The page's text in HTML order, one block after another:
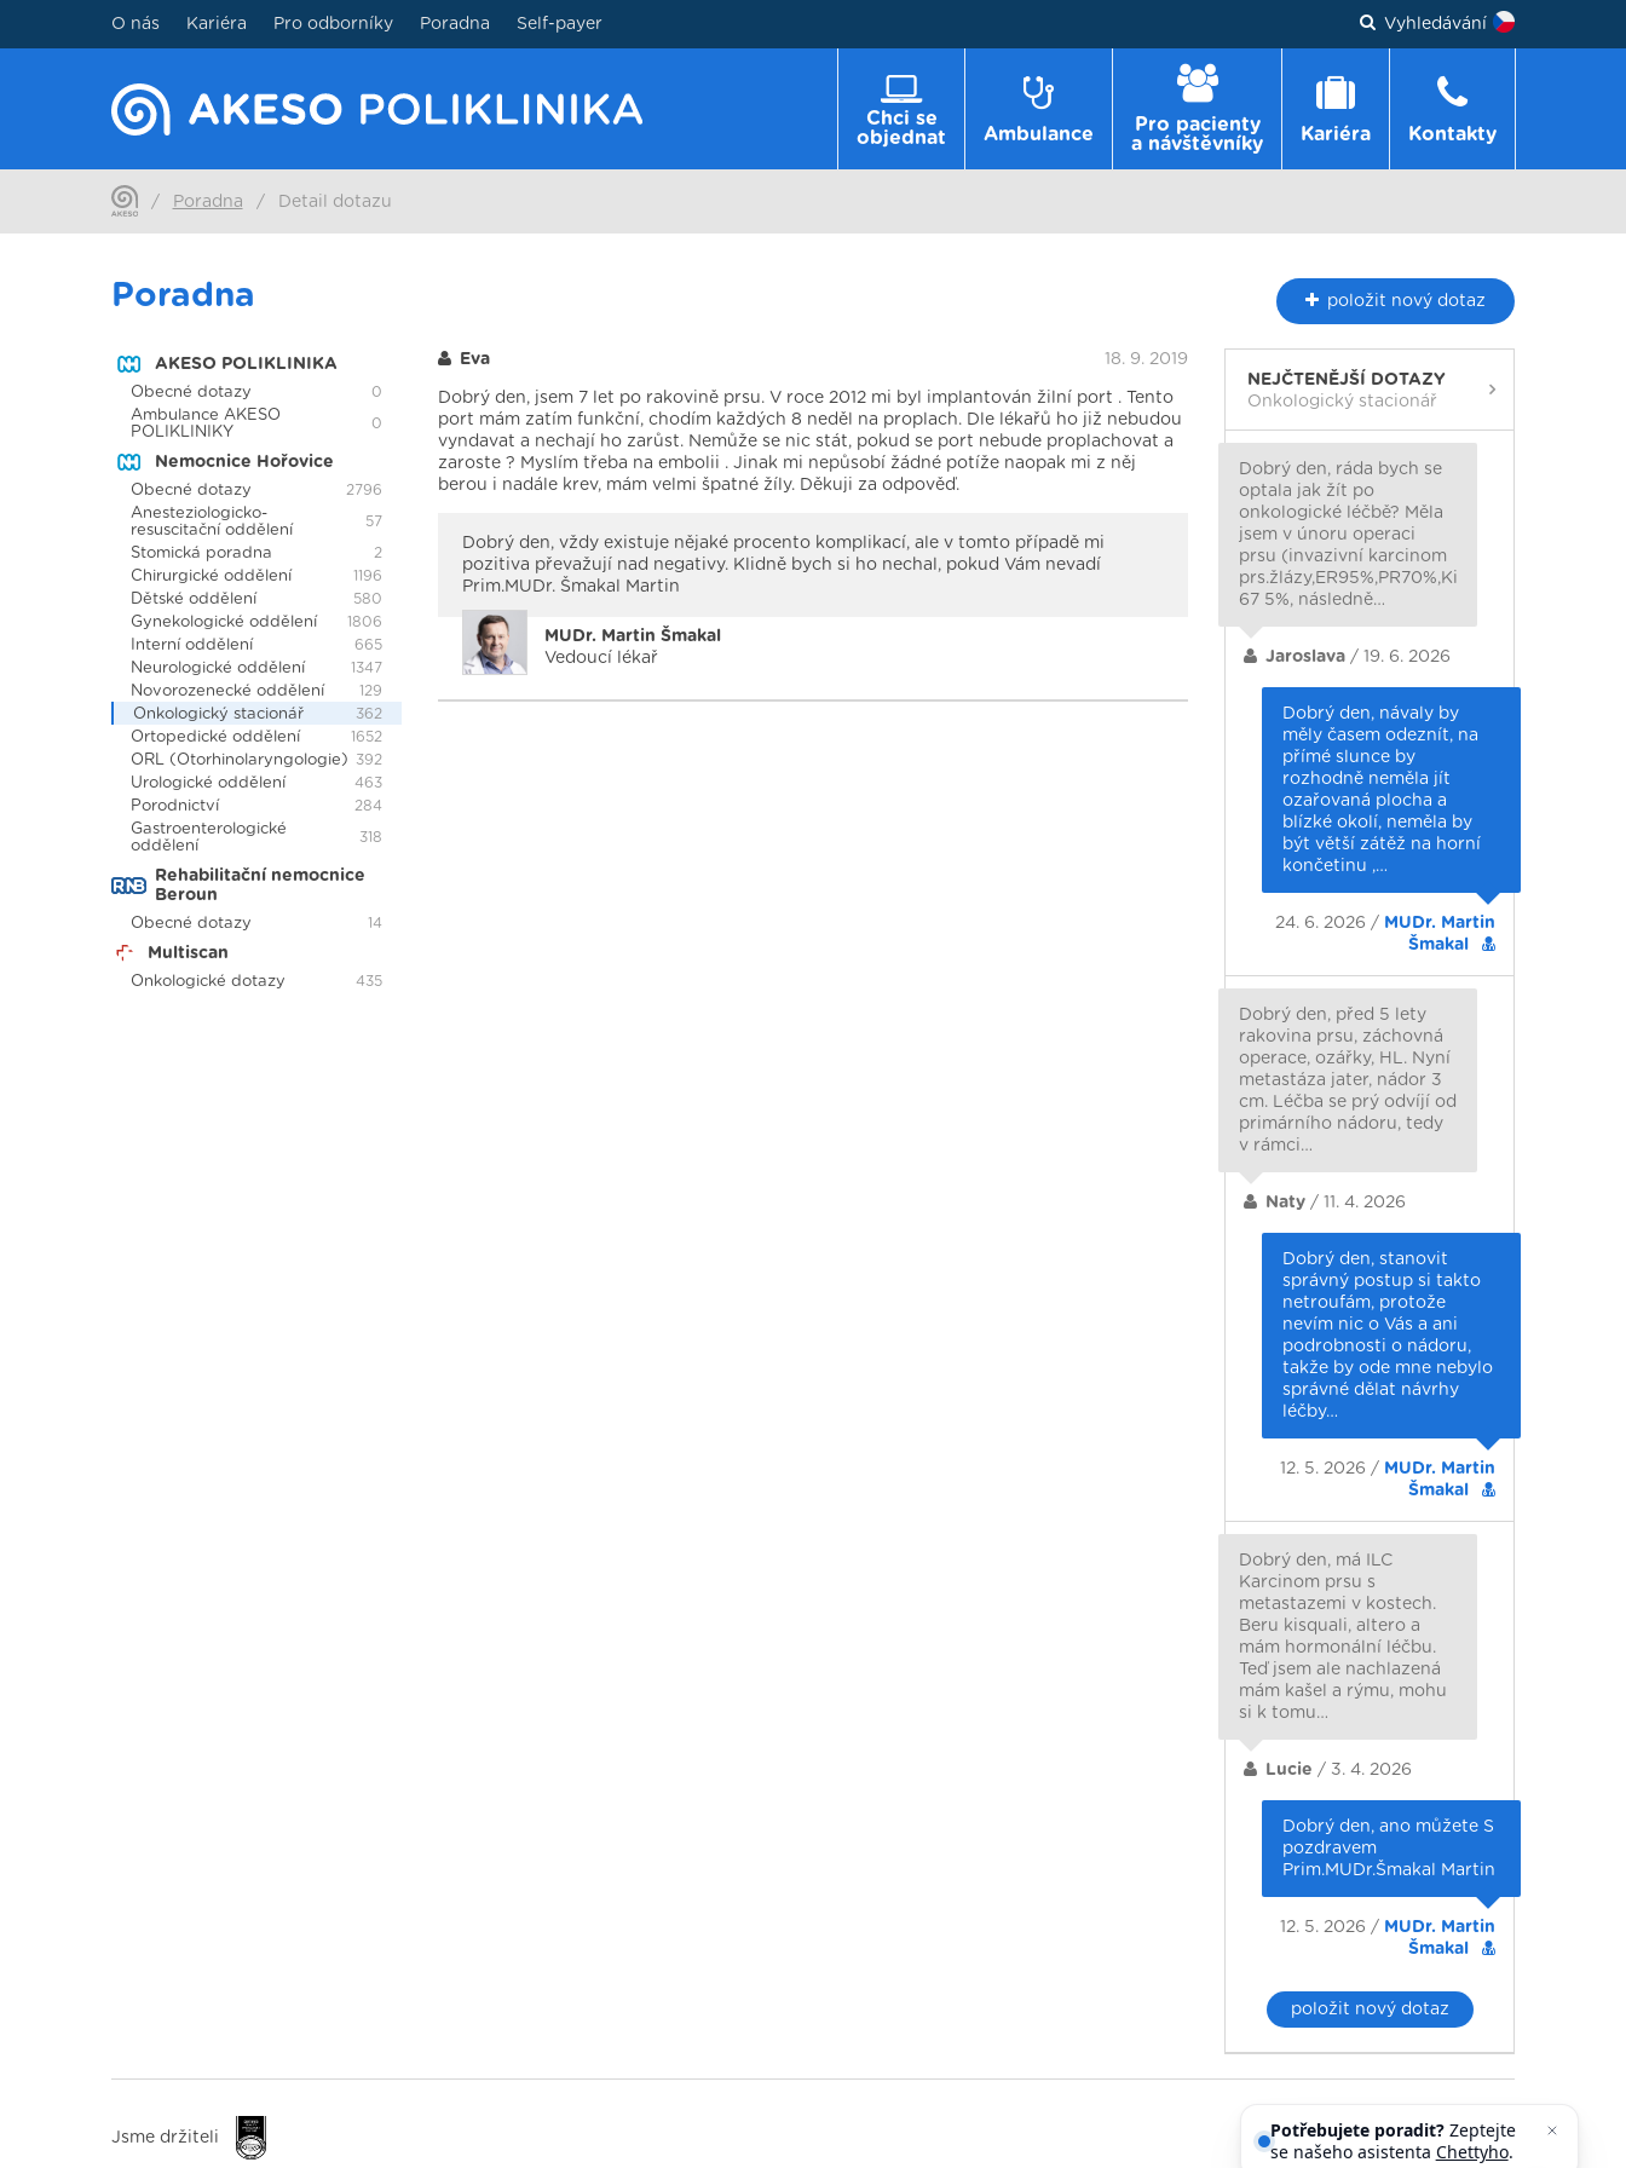
O nás Kariéra Pro odborníky Poradna Self-payer Vyhledávání
Chci se
objednat
Ambulance
Pro pacienty
a návštěvníky
Kariéra Kontakty
/ Poradna / Detail dotazu
Poradna položit nový dotaz
AKESO POLIKLINIKA
Obecné dotazy 0
Ambulance AKESO
POLIKLINIKY
0
Nemocnice Hořovice
Obecné dotazy 2796
Anesteziologicko-
resuscitační oddělení
57
Stomická poradna 2
Chirurgické oddělení 1196
Dětské oddělení 580
Gynekologické oddělení 1806
Interní oddělení 665
Neurologické oddělení 1347
Novorozenecké oddělení 129
Onkologický stacionář 362
Ortopedické oddělení 1652
ORL (Otorhinolaryngologie) 392
Urologické oddělení 463
Porodnictví 284
Gastroenterologické
oddělení
318
Rehabilitační nemocnice
Beroun
Obecné dotazy 14
Multiscan
Onkologické dotazy 435
Eva 18. 9. 2019
Dobrý den, jsem 7 let po rakovině prsu. V roce 2012 mi byl implantován žilní port . Tento
port mám zatím funkční, chodím každých 8 neděl na proplach. Dle lékařů ho již nebudou
vyndavat a nechají ho zarůst. Nemůže se nic stát, pokud se port nebude proplachovat a
zaroste ? Myslím třeba na embolii . Jinak mi nepůsobí žádné potíže naopak mi z něj
berou i nadále krev, mám velmi špatné žíly. Děkuji za odpověď.
Dobrý den, vždy existuje nějaké procento komplikací, ale v tomto případě mi
pozitiva převažují nad negativy. Klidně bych si ho nechal, pokud Vám nevadí
Prim.MUDr. Šmakal Martin
MUDr. Martin Šmakal
Vedoucí lékař
NEJČTENĚJŠÍ DOTAZY
Onkologický stacionář
Dobrý den, ráda bych se
optala jak žít po
onkologické léčbě? Měla
jsem v únoru operaci
prsu (invazivní karcinom
prs.žlázy,ER95%,PR70%,Ki
67 5%, následně…
Jaroslava / 19. 6. 2026
Dobrý den, návaly by
měly časem odeznít, na
přímé slunce by
rozhodně neměla jít
ozařovaná plocha a
blízké okolí, neměla by
být větší zátěž na horní
končetinu ,…
24. 6. 2026 / MUDr. Martin
Šmakal
Dobrý den, před 5 lety
rakovina prsu, záchovná
operace, ozářky, HL. Nyní
metastáza jater, nádor 3
cm. Léčba se prý odvíjí od
primárního nádoru, tedy
v rámci…
Naty / 11. 4. 2026
Dobrý den, stanovit
správný postup si takto
netroufám, protože
nevím nic o Vás a ani
podrobnosti o nádoru,
takže by ode mne nebylo
správné dělat návrhy
léčby…
12. 5. 2026 / MUDr. Martin
Šmakal
Dobrý den, má ILC
Karcinom prsu s
metastazemi v kostech.
Beru kisquali, altero a
mám hormonální léčbu.
Teď jsem ale nachlazená
mám kašel a rýmu, mohu
si k tomu…
Lucie / 3. 4. 2026
Dobrý den, ano můžete S
pozdravem
Prim.MUDr.Šmakal Martin
12. 5. 2026 / MUDr. Martin
Šmakal
položit nový dotaz
Jsme držiteli Potřebujete poradit?Zeptejte
se našeho asistenta Chettyho.